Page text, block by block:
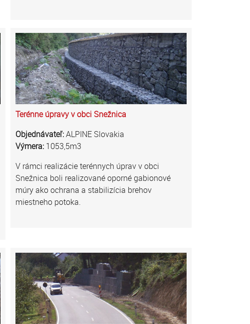
Terénne úpravy v obci Snežnica
Objednávateľ:ALPINE Slovakia
Výmera:1053,5m3
V rámci realizácie terénnych úprav v obci
Snežnica boli realizované oporné gabionové
múry ako ochrana a stabilizícia brehov
miestneho potoka.